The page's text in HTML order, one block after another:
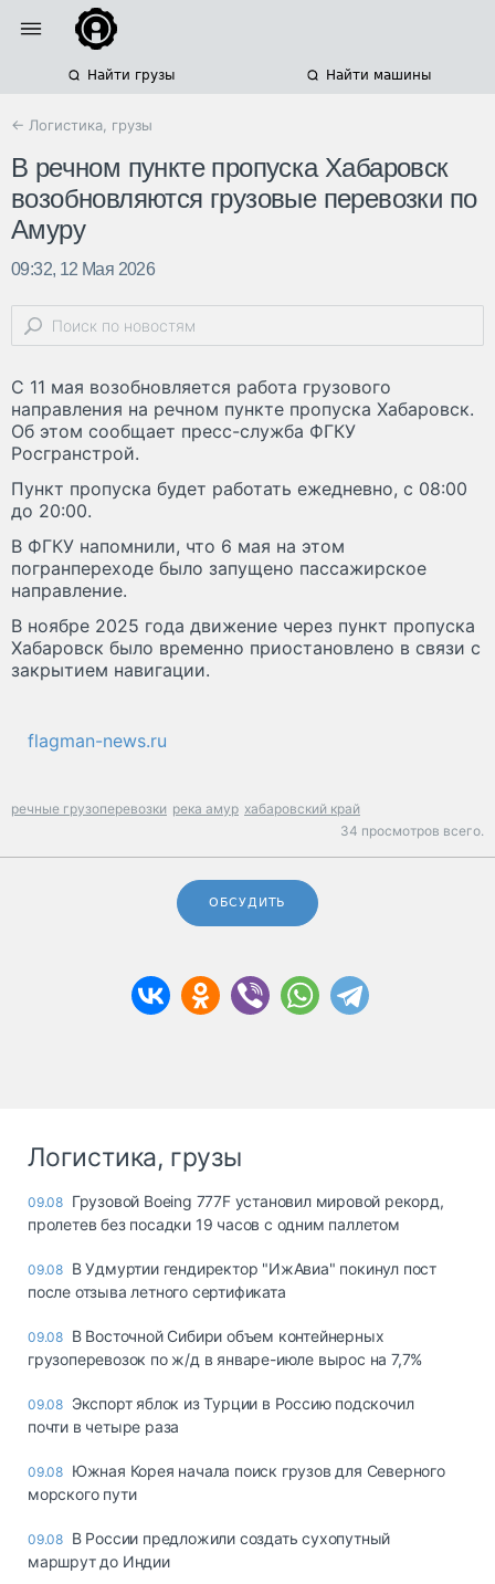
Найти грузы Найти машины
← Логистика, грузы
В речном пункте пропуска Хабаровск
возобновляются грузовые перевозки по
Амуру
09:32, 12 Мая 2026
С 11 мая возобновляется работа грузового
направления на речном пункте пропуска Хабаровск.
Об этом сообщает пресс-служба ФГКУ
Росгранстрой.
Пункт пропуска будет работать ежедневно, с 08:00
до 20:00.
В ФГКУ напомнили, что 6 мая на этом
погранпереходе было запущено пассажирское
направление.
В ноябре 2025 года движение через пункт пропуска
Хабаровск было временно приостановлено в связи с
закрытием навигации.
flagman-news.ru
речные грузоперевозки река амур хабаровский край
34 просмотров всего.
ОБСУДИТЬ
Логистика, грузы
09.08 Грузовой Boeing 777F установил мировой рекорд,
пролетев без посадки 19 часов с одним паллетом
09.08 В Удмуртии гендиректор "ИжАвиа" покинул пост
после отзыва летного сертификата
09.08 В Восточной Сибири объем контейнерных
грузоперевозок по ж/д в январе-июле вырос на 7,7%
09.08 Экспорт яблок из Турции в Россию подскочил
почти в четыре раза
09.08 Южная Корея начала поиск грузов для Северного
морского пути
09.08 В России предложили создать сухопутный
маршрут до Индии